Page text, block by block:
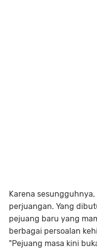
Karena
perjuangan. Yang
pejuang baru yang
berbagai persoalan
"Pejuang masa kini